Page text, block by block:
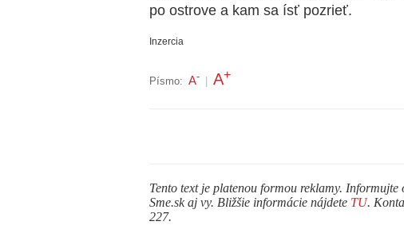
po ostrove a kam sa ísť pozrieť.
Inzercia
Písmo: A- A+
Tento text je platenou formou reklamy.
Sme.sk aj vy. Bližšie informácie nájdete TU.
227.